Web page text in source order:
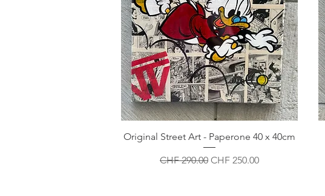
Original Street Art - Paperone 40 x 40cm
Standardpreis
CHF 290.00 Sale-Preis
CHF 250.00